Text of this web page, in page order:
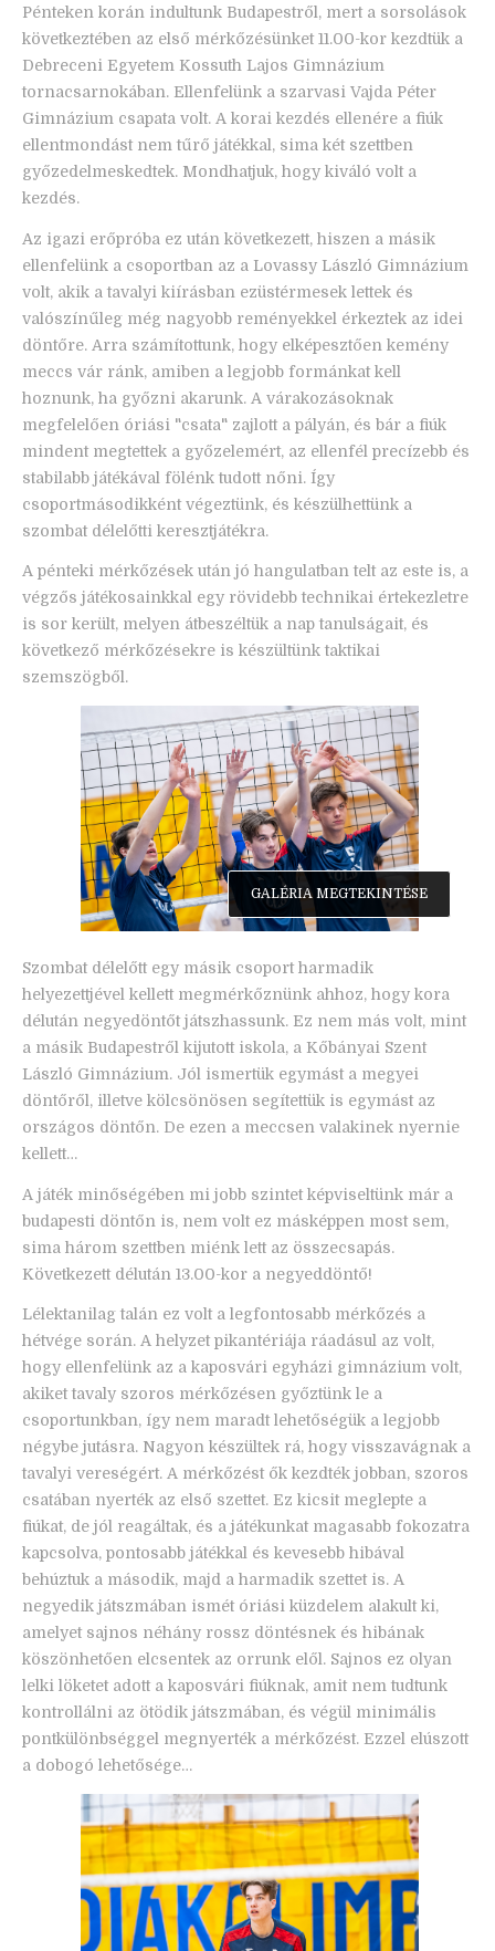
Pénteken korán indultunk Budapestről, mert a sorsolások
következtében az első mérkőzésünket 11.00-kor kezdtük a
Debreceni Egyetem Kossuth Lajos Gimnázium
tornacsarnokában. Ellenfelünk a szarvasi Vajda Péter
Gimnázium csapata volt. A korai kezdés ellenére a fiúk
ellentmondást nem tűrő játékkal, sima két szettben
győzedelmeskedtek. Mondhatjuk, hogy kiváló volt a
kezdés.
Az igazi erőpróba ez után következett, hiszen a másik
ellenfelünk a csoportban az a Lovassy László Gimnázium
volt, akik a tavalyi kiírásban ezüstérmesek lettek és
valószínűleg még nagyobb reményekkel érkeztek az idei
döntőre. Arra számítottunk, hogy elképesztően kemény
meccs vár ránk, amiben a legjobb formánkat kell
hoznunk, ha győzni akarunk. A várakozásoknak
megfelelően óriási "csata" zajlott a pályán, és bár a fiúk
mindent megtettek a győzelemért, az ellenfél precízebb és
stabilabb játékával fölénk tudott nőni. Így
csoportmásodikként végeztünk, és készülhettünk a
szombat délelőtti keresztjátékra.
A pénteki mérkőzések után jó hangulatban telt az este is, a
végzős játékosainkkal egy rövidebb technikai értekezletre
is sor került, melyen átbeszéltük a nap tanulságait, és
következő mérkőzésekre is készültünk taktikai
szemszögből.
GALÉRIA MEGTEKINTÉSE
Szombat délelőtt egy másik csoport harmadik
helyezettjével kellett megmérkőznünk ahhoz, hogy kora
délután negyedöntőt játszhassunk. Ez nem más volt, mint
a másik Budapestről kijutott iskola, a Kőbányai Szent
László Gimnázium. Jól ismertük egymást a megyei
döntőről, illetve kölcsönösen segítettük is egymást az
országos döntőn. De ezen a meccsen valakinek nyernie
kellett…
A játék minőségében mi jobb szintet képviseltünk már a
budapesti döntőn is, nem volt ez másképpen most sem,
sima három szettben miénk lett az összecsapás.
Következett délután 13.00-kor a negyeddöntő!
Lélektanilag talán ez volt a legfontosabb mérkőzés a
hétvége során. A helyzet pikantériája ráadásul az volt,
hogy ellenfelünk az a kaposvári egyházi gimnázium volt,
akiket tavaly szoros mérkőzésen győztünk le a
csoportunkban, így nem maradt lehetőségük a legjobb
négybe jutásra. Nagyon készültek rá, hogy visszavágnak a
tavalyi vereségért. A mérkőzést ők kezdték jobban, szoros
csatában nyerték az első szettet. Ez kicsit meglepte a
fiúkat, de jól reagáltak, és a játékunkat magasabb fokozatra
kapcsolva, pontosabb játékkal és kevesebb hibával
behúztuk a második, majd a harmadik szettet is. A
negyedik játszmában ismét óriási küzdelem alakult ki,
amelyet sajnos néhány rossz döntésnek és hibának
köszönhetően elcsentek az orrunk elől. Sajnos ez olyan
lelki löketet adott a kaposvári fiúknak, amit nem tudtunk
kontrollálni az ötödik játszmában, és végül minimális
pontkülönbséggel megnyerték a mérkőzést. Ezzel elúszott
a dobogó lehetősége…